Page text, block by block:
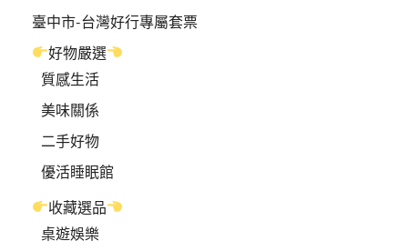
臺中市-台灣好行專屬套票
好物嚴選
質感生活
美味關係
二手好物
優活睡眠館
收藏選品
桌遊娛樂